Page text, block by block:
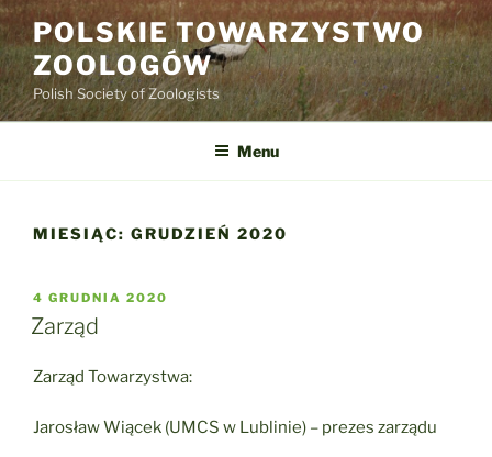
Przejdź
do
treści
POLSKIE TOWARZYSTWO
ZOOLOGÓW
Polish Society of Zoologists
Menu
MIESIĄC: GRUDZIEŃ 2020
OPUBLIKOWANE
W
4 GRUDNIA 2020
Zarząd
Zarząd Towarzystwa:
Jarosław Wiącek (UMCS w Lublinie) – prezes zarządu